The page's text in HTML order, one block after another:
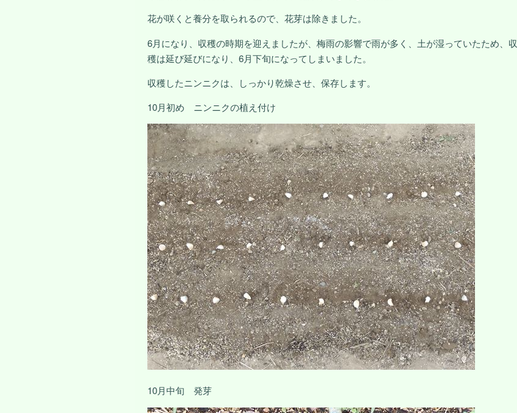
花が咲くと養分を取られるので、花芽は除きました。
6月になり、収穫の時期を迎えましたが、梅雨の影響で雨が多く、土が湿っていたため、収
穫は延び延びになり、6月下旬になってしまいました。
収穫したニンニクは、しっかり乾燥させ、保存します。
10月初め ニンニクの植え付け
10月中旬 発芽